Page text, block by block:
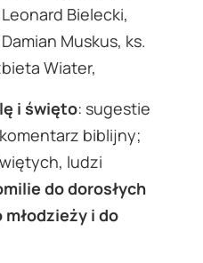
Bielecki,
Muskus, ks.
Wiater,
i święto: sugestie
biblijny;
ludzi
do dorosłych
młodzieży i do